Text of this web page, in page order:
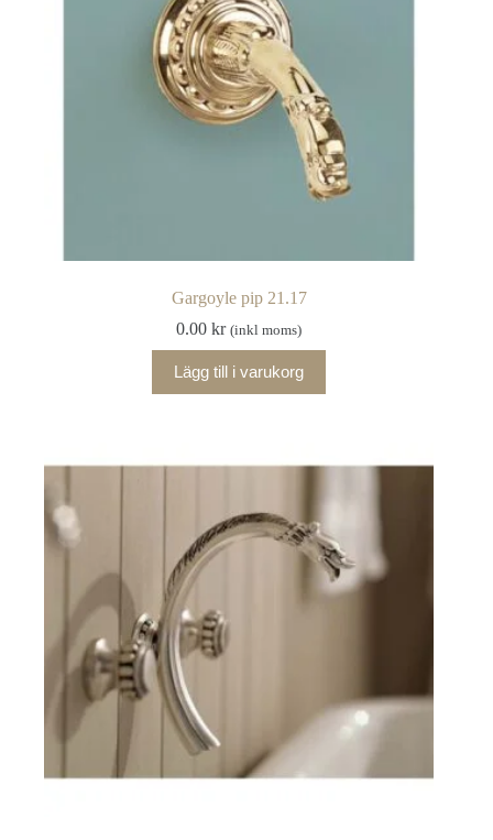
Gargoyle pip 21.17
0.00kr (inkl moms)
Lägg till i varukorg